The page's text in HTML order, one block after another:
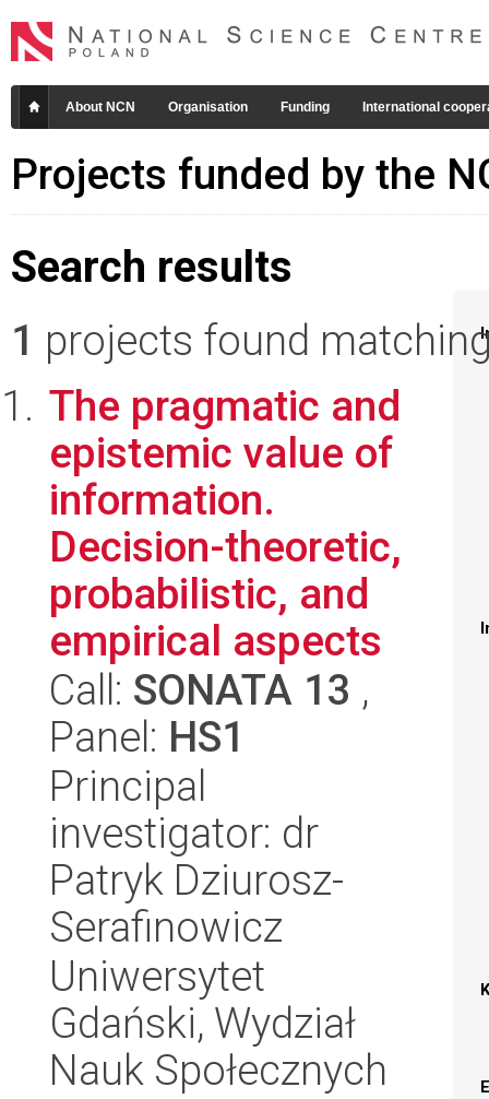
About NCN Organisation Funding International
Projects funded by the
Search results
1 projects found
The pragmatic and
epistemic value of
information.
Decision-theoretic,
probabilistic, and
empirical aspects
Call: SONATA 13 ,
Panel: HS1
Principal
investigator: dr
Patryk Dziurosz-
Serafinowicz
Uniwersytet
Gdański, Wydział
Nauk Społecznych